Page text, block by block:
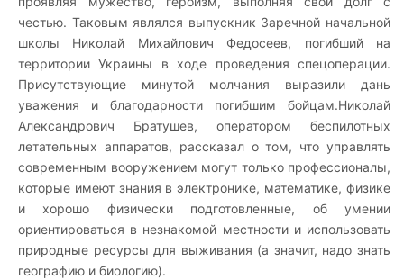
честью. Таковым являлся выпускник Заречной начальной
школы Николай Михайлович Федосеев, погибший на
территории Украины в ходе проведения спецоперации.
Присутствующие минутой молчания выразили дань
уважения и благодарности погибшим бойцам.Николай
Александрович Братушев, оператором беспилотных
летательных аппаратов, рассказал о том, что управлять
современным вооружением могут только профессионалы,
которые имеют знания в электронике, математике, физике
и хорошо физически подготовленные, об умении
ориентироваться в незнакомой местности и использовать
природные ресурсы для выживания (а значит, надо знать
географию и биологию).